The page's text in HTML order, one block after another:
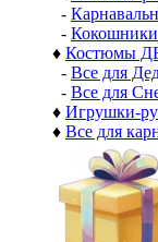
-
- Кокошники
♦ Костюмы
- Все для
- Все для
♦ Игрушки-
♦ Все для